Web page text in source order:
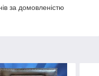
за домовленістю